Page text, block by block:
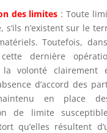
des limites : Toute
s’ils n’existent sur le
Toutefois,
cette dernière
volonté clairement
d’accord des
en place
de limite
qu’elles résultent